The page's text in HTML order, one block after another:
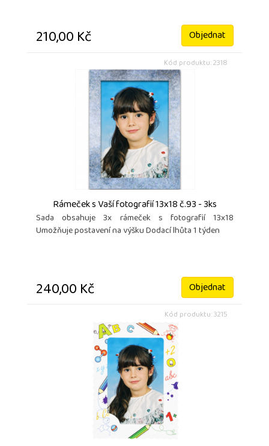
210,00 Kč Objednat
Kód produktu: 2318
Rámeček s Vaší fotografií 13x18 č.93 - 3ks
Sada obsahuje 3x rámeček s fotografií 13x18
Umožňuje postavení na výšku Dodací lhůta 1 týden
240,00 Kč Objednat
Kód produktu: 3215